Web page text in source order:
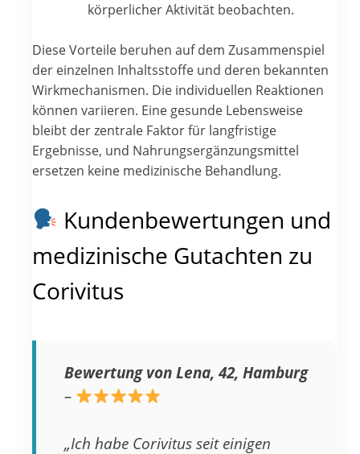
körperlicher Aktivität beobachten.
Diese Vorteile beruhen auf dem Zusammenspiel
der einzelnen Inhaltsstoffe und deren bekannten
Wirkmechanismen. Die individuellen Reaktionen
können variieren. Eine gesunde Lebensweise
bleibt der zentrale Faktor für langfristige
Ergebnisse, und Nahrungsergänzungsmittel
ersetzen keine medizinische Behandlung.
Kundenbewertungen und
medizinische Gutachten zu
Corivitus
Bewertung von Lena, 42, Hamburg
–
„Ich habe Corivitus seit einigen